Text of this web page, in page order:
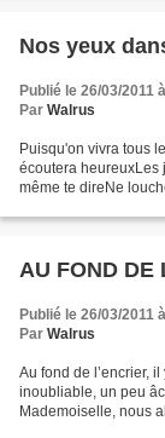
Nos yeux
Publié le 26/03/2011
Par Walrus
Puisqu'on vivra tous
écoutera heureuxLes
même te direNe
AU FOND DE
Publié le 26/03/2011
Par Walrus
Au fond de l’encrier,
inoubliable, un peu
Mademoiselle, nous